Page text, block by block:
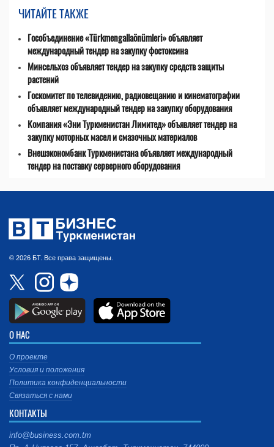
ЧИТАЙТЕ ТАКЖЕ
Гособъединение «Türkmengallaönümleri» объявляет
международный тендер на закупку фостоксина
Минсельхоз объявляет тендер на закупку средств защиты
растений
Госкомитет по телевидению, радиовещанию и кинематографии
объявляет международный тендер на закупку оборудования
Компания «Эни Туркменистан Лимитед» объявляет тендер на
закупку моторных масел и смазочных материалов
Внешэкономбанк Туркменистана объявляет международный
тендер на поставку серверного оборудования
© 2026 БТ. Все права защищены.
О НАС
О проекте
Условия и положения
Политика конфиденциальности
Связаться с нами
КОНТАКТЫ
info@business.com.tm